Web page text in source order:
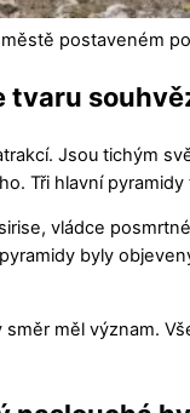
městě postaveném
tvaru
Jsou tichým
Tři hlavní
vládce
byly
měl význam.